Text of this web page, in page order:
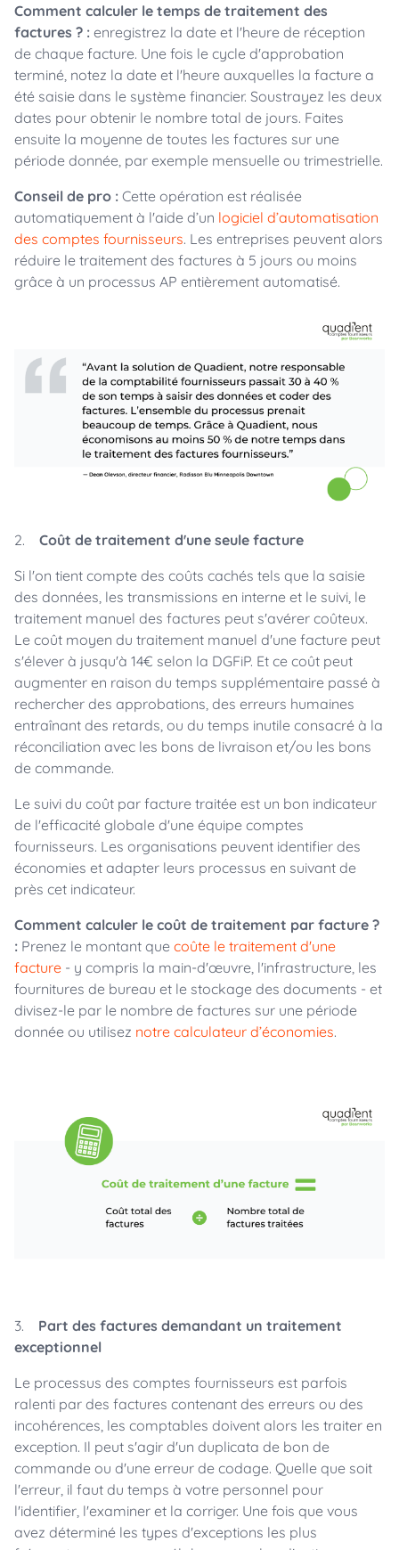
Comment calculer le temps de traitement des
factures ? : enregistrez la date et l'heure de réception
de chaque facture. Une fois le cycle d'approbation
terminé, notez la date et l'heure auxquelles la facture a
été saisie dans le système financier. Soustrayez les deux
dates pour obtenir le nombre total de jours. Faites
ensuite la moyenne de toutes les factures sur une
période donnée, par exemple mensuelle ou trimestrielle.
Conseil de pro : Cette opération est réalisée
automatiquement à l'aide d’un logiciel d’automatisation
des comptes fournisseurs. Les entreprises peuvent alors
réduire le traitement des factures à 5 jours ou moins
grâce à un processus AP entièrement automatisé.
2. Coût de traitement d'une seule facture
Si l'on tient compte des coûts cachés tels que la saisie
des données, les transmissions en interne et le suivi, le
traitement manuel des factures peut s'avérer coûteux.
Le coût moyen du traitement manuel d'une facture peut
s'élever à jusqu'à 14€ selon la DGFiP. Et ce coût peut
augmenter en raison du temps supplémentaire passé à
rechercher des approbations, des erreurs humaines
entraînant des retards, ou du temps inutile consacré à la
réconciliation avec les bons de livraison et/ou les bons
de commande.
Le suivi du coût par facture traitée est un bon indicateur
de l'efficacité globale d'une équipe comptes
fournisseurs. Les organisations peuvent identifier des
économies et adapter leurs processus en suivant de
près cet indicateur.
Comment calculer le coût de traitement par facture ?
: Prenez le montant que coûte le traitement d'une
facture - y compris la main-d'œuvre, l'infrastructure, les
fournitures de bureau et le stockage des documents - et
divisez-le par le nombre de factures sur une période
donnée ou utilisez notre calculateur d’économies.
3. Part des factures demandant un traitement
exceptionnel
Le processus des comptes fournisseurs est parfois
ralenti par des factures contenant des erreurs ou des
incohérences, les comptables doivent alors les traiter en
exception. Il peut s'agir d'un duplicata de bon de
commande ou d'une erreur de codage. Quelle que soit
l'erreur, il faut du temps à votre personnel pour
l'identifier, l'examiner et la corriger. Une fois que vous
avez déterminé les types d'exceptions les plus